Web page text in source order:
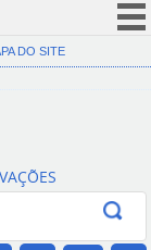
(COVID-19)
Canais
DO SITE